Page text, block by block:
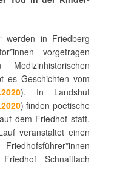
werden in Friedberg
vorgetragen
es Geschichten vom
). In Landshut
) finden poetische
dem Friedhof statt.
veranstaltet einen
Schnaittach